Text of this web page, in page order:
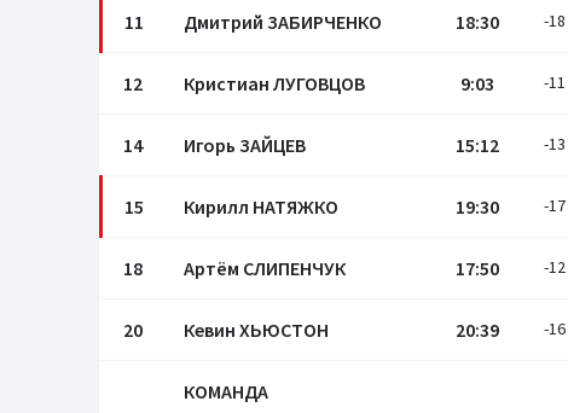
11 Дмитрий ЗАБИРЧЕНКО 18:30 -18
12 Кристиан ЛУГОВЦОВ 9:03 -11
14 Игорь ЗАЙЦЕВ 15:12 -13
15 Кирилл НАТЯЖКО 19:30 -17
18 Артём СЛИПЕНЧУК 17:50 -12
20 Кевин ХЬЮСТОН 20:39 -16
КОМАНДА